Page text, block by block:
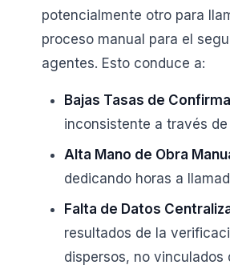
potencialmente otro para
proceso manual para el
agentes. Esto conduce a:
Bajas Tasas de
inconsistente a través
Alta Mano de Obra
dedicando horas a
Falta de Datos
resultados de la
dispersos, no vinculados